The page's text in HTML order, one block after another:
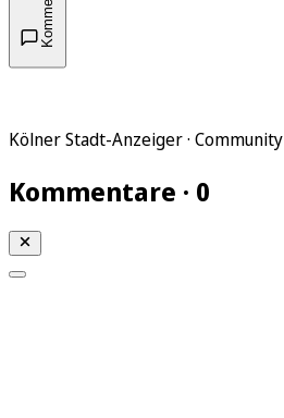
Kölner Stadt-Anzeiger · Community
Kommentare · 0